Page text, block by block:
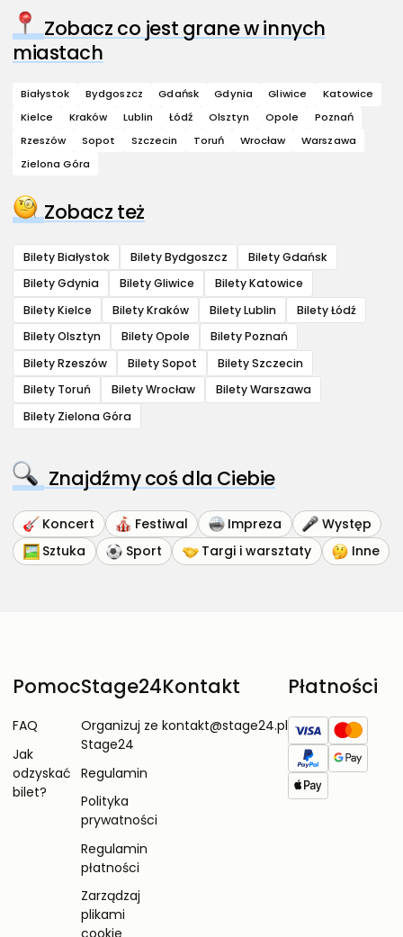
Zobacz co jest grane w innych
miastach
Białystok Bydgoszcz Gdańsk Gdynia Gliwice
Katowice
Kielce
Kraków Lublin Łódź Olsztyn Opole
Poznań
Rzeszów
Sopot Szczecin Toruń Wrocław
Warszawa
Zielona Góra
Zobacz też
Bilety Białystok Bilety Bydgoszcz
Bilety Gdańsk
Bilety Gdynia
Bilety Gliwice
Bilety Katowice
Bilety Kielce
Bilety Kraków Bilety Lublin
Bilety Łódź
Bilety Olsztyn
Bilety Opole
Bilety Poznań
Bilety Rzeszów
Bilety Sopot
Bilety Szczecin
Bilety Toruń
Bilety Wrocław
Bilety Warszawa
Bilety Zielona Góra
Znajdźmy coś dla Ciebie
Koncert Festiwal Impreza
Występ
Sztuka
Sport Targi i warsztaty Inne
Pomoc
FAQ
Jak
odzyskać
bilet?
Stage24
Organizuj ze
Stage24
Regulamin
Polityka
prywatności
Regulamin
płatności
Zarządzaj
plikami
Kontakt
kontakt@stage24.pl
Płatności